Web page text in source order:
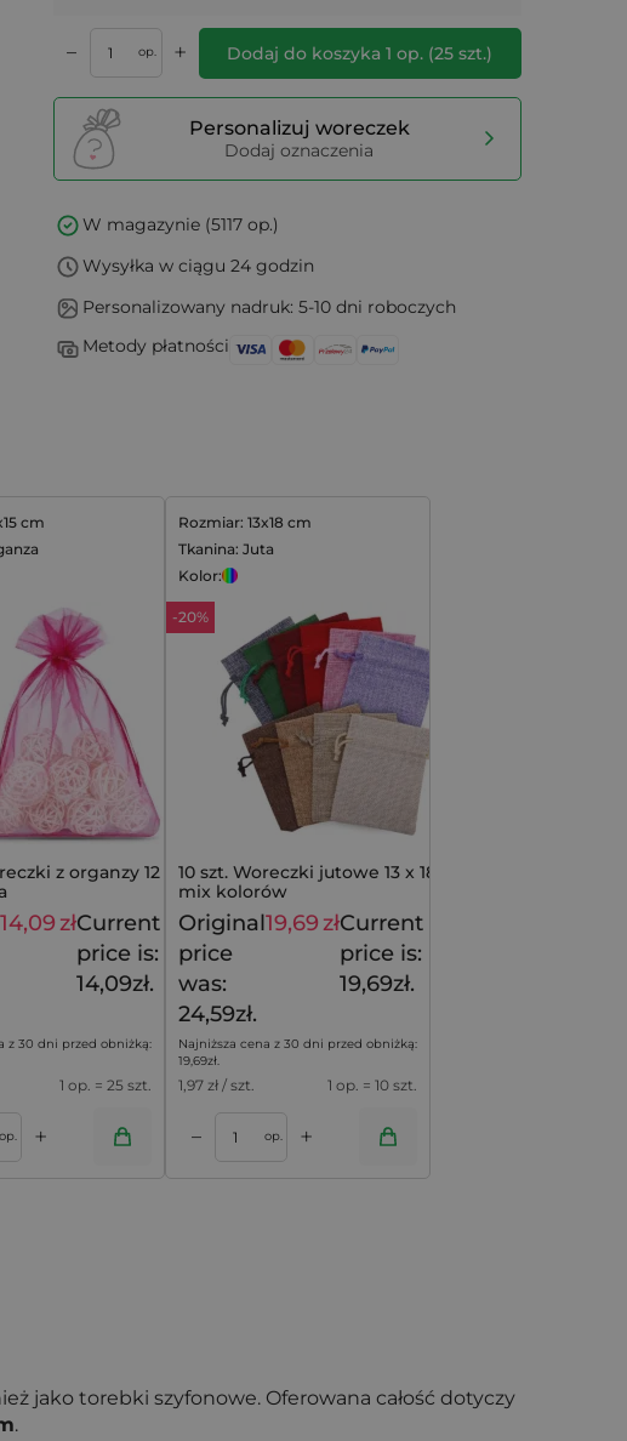
– op. + Dodaj do koszyka1 op. (25 szt.)
Personalizuj woreczek
Dodaj oznaczenia
W magazynie (5117 op.)
Wysyłka w ciągu 24 godzin
Personalizowany nadruk: 5-10 dni roboczych
Metody płatności
cm
z organzy 12 x 15
17,59 zł
14,09złCurrent
price is:
14,09zł.
z 30 dni przed obniżką:
1 op. = 25 szt.
op. +
Rozmiar: 13x18 cm
Tkanina: Juta
Kolor:
-20%
10 szt. Woreczki jutowe 13 x 18 cm -
mix kolorów
Original
price
was:
24,59zł.
19,69złCurrent
price is:
19,69zł.
Najniższa cena z 30 dni przed obniżką:
19,69zł.
1,97 zł / szt. 1 op. = 10 szt.
– op. +
jako torebki szyfonowe. Oferowana całość dotyczy
.